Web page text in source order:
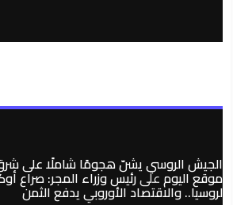
الجيش الروسي يشنّ هجومًا شاملًا على
موقع اليومعلىرئيس وزراء المجر: صراع
لروسيا.. والاقتصاد الأوروبي يدفع الثمن